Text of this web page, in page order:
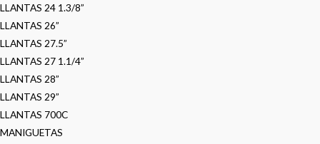
LLANTAS 24 1.3/8”
LLANTAS 26”
LLANTAS 27.5”
LLANTAS 27 1.1/4”
LLANTAS 28”
LLANTAS 29”
LLANTAS 700C
MANIGUETAS